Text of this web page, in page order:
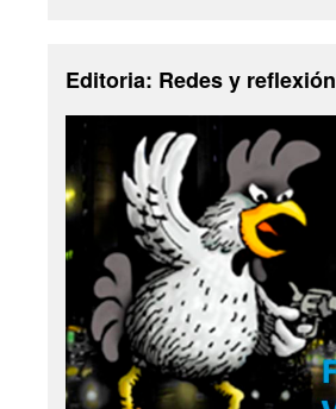
Editoria: Redes y reflexión